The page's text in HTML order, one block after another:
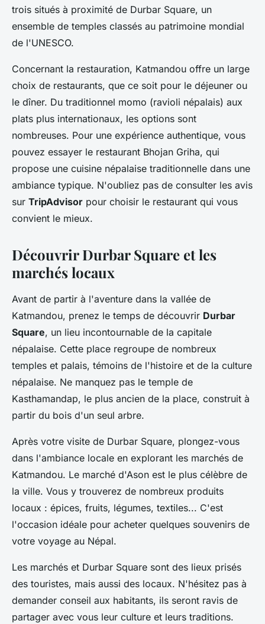
trois situés à proximité de Durbar Square, un
ensemble de temples classés au patrimoine mondial
de l'UNESCO.
Concernant la restauration, Katmandou offre un large
choix de restaurants, que ce soit pour le déjeuner ou
le dîner. Du traditionnel momo (ravioli népalais) aux
plats plus internationaux, les options sont
nombreuses. Pour une expérience authentique, vous
pouvez essayer le restaurant Bhojan Griha, qui
propose une cuisine népalaise traditionnelle dans une
ambiance typique. N'oubliez pas de consulter les avis
sur TripAdvisor pour choisir le restaurant qui vous
convient le mieux.
Découvrir Durbar Square et les
marchés locaux
Avant de partir à l'aventure dans la vallée de
Katmandou, prenez le temps de découvrir Durbar
Square, un lieu incontournable de la capitale
népalaise. Cette place regroupe de nombreux
temples et palais, témoins de l'histoire et de la culture
népalaise. Ne manquez pas le temple de
Kasthamandap, le plus ancien de la place, construit à
partir du bois d'un seul arbre.
Après votre visite de Durbar Square, plongez-vous
dans l'ambiance locale en explorant les marchés de
Katmandou. Le marché d'Ason est le plus célèbre de
la ville. Vous y trouverez de nombreux produits
locaux : épices, fruits, légumes, textiles... C'est
l'occasion idéale pour acheter quelques souvenirs de
votre voyage au Népal.
Les marchés et Durbar Square sont des lieux prisés
des touristes, mais aussi des locaux. N'hésitez pas à
demander conseil aux habitants, ils seront ravis de
partager avec vous leur culture et leurs traditions.